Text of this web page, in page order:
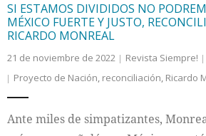
SI ESTAMOS DIVIDIDOS NO
MÉXICO FUERTE Y JUSTO,
RICARDO MONREAL
21 de noviembre de 2022 Revista Siempre!
Proyecto de Nación, reconciliación, Ricardo
Ante miles de simpatizantes,